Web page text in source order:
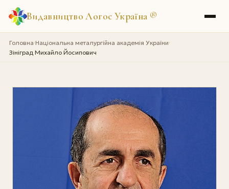
Видавництво Логос Україна ®
Головна›Національна металургійна академія України›
Зініград Михайло Йосипович